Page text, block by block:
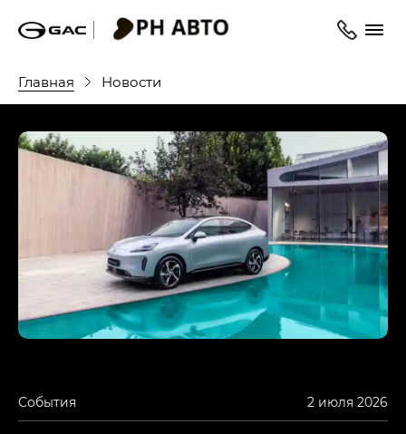
Главная Новости
События 2 июля 2026